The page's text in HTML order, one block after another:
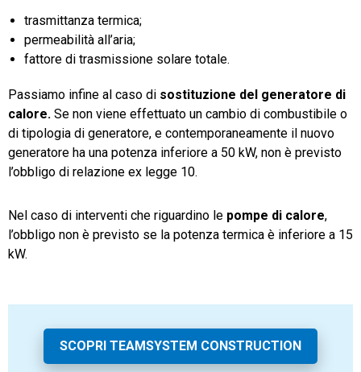
trasmittanza termica;
permeabilità all’aria;
fattore di trasmissione solare totale.
Passiamo infine al caso di sostituzione del generatore di
calore. Se non viene effettuato un cambio di combustibile o
di tipologia di generatore, e contemporaneamente il nuovo
generatore ha una potenza inferiore a 50 kW, non è previsto
l’obbligo di relazione ex legge 10.
Nel caso di interventi che riguardino le pompe di calore,
l’obbligo non è previsto se la potenza termica è inferiore a 15
kW.
SCOPRI TEAMSYSTEM CONSTRUCTION